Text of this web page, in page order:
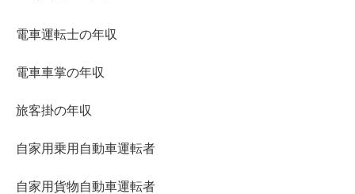
電車運転士の年収
電車車掌の年収
旅客掛の年収
自家用乗用自動車運転者
自家用貨物自動車運転者